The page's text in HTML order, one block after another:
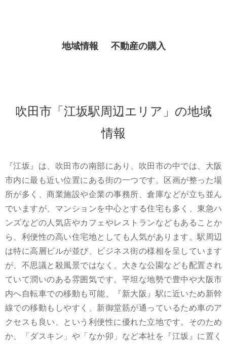
地域情報 不動産の購入
吹田市「江坂駅周辺エリア」の地域
情報
『江坂』は、吹田市の南部にあり、吹田市の中では、大阪
市内に最も近い位置にある街の一つです。区画が整った場
所が多く、商業施設や企業の事務所、倉庫などが立ち並ん
でいますが、マンションを中心とする住宅も多く、東急ハ
ンズなどの人気店やカフェやレストランなどもあることか
ら、利便性の高い住宅地としても人気があります。駅周辺
は特に高層ビルが並び、ビジネス街の様相を呈しています
が、不思議と殺風景ではなく、大きな公園なども配置され
ていて潤いのある雰囲気です。平坦な地勢で豊中や大阪市
内へ自転車での移動も可能、『新大阪』駅に近いため新幹
線での移動もしやすく、新御堂筋が通っているため車のア
クセスも良い、という利便性に優れた立地です。そのため
か、「ダスキン」や「なか卯」など本社を『江坂』に置く